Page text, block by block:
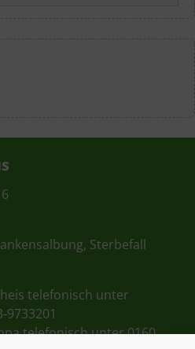
Sterbefall
telefonisch unter
9733201
telefonisch unter 0160